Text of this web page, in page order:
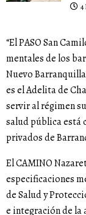
4
“El PASO San
mentales de los
Nuevo
es el Adelita de
servir al régimen
salud pública está
privados de
El CAMINO
especificaciones
de Salud y
e integración de la